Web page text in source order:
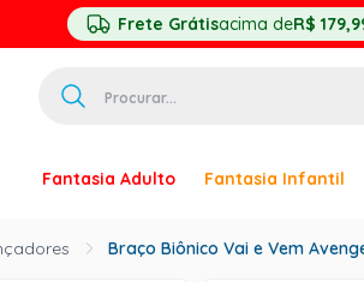
Frete Grátisacima deR$
Fantasia Adulto Fantasia Infantil
Braço Biônico Vai e Vem
princesa